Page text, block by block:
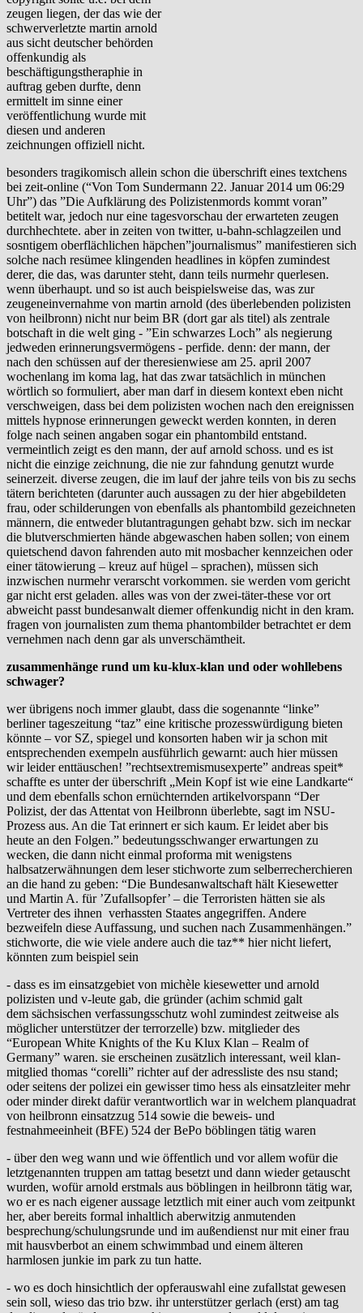
zeugen liegen, der das wie der
schwerverletzte martin arnold
aus sicht deutscher behörden
offenkundig als
beschäftigungstheraphie in
auftrag geben durfte, denn
ermittelt im sinne einer
veröffentlichung wurde mit
diesen und anderen
zeichnungen offiziell nicht.
besonders tragikomisch allein schon die überschrift eines textchens
bei zeit-online (“Von Tom Sundermann 22. Januar 2014 um 06:29
Uhr”) das ”Die Aufklärung des Polizistenmords kommt voran”
betitelt war, jedoch nur eine tagesvorschau der erwarteten zeugen
durchhechtete. aber in zeiten von twitter, u-bahn-schlagzeilen und
sosntigem oberflächlichen häpchen”journalismus” manifestieren sich
solche nach resümee klingenden headlines in köpfen zumindest
derer, die das, was darunter steht, dann teils nurmehr querlesen.
wenn überhaupt. und so ist auch beispielsweise das, was zur
zeugeneinvernahme von martin arnold (des überlebenden polizisten
von heilbronn) nicht nur beim BR (dort gar als titel) als zentrale
botschaft in die welt ging - ”Ein schwarzes Loch” als negierung
jedweden erinnerungsvermögens - perfide. denn: der mann, der
nach den schüssen auf der theresienwiese am 25. april 2007
wochenlang im koma lag, hat das zwar tatsächlich in münchen
wörtlich so formuliert, aber man darf in diesem kontext eben nicht
verschweigen, dass bei dem polizisten wochen nach den ereignissen
mittels hypnose erinnerungen geweckt werden konnten, in deren
folge nach seinen angaben sogar ein phantombild entstand.
vermeintlich zeigt es den mann, der auf arnold schoss. und es ist
nicht die einzige zeichnung, die nie zur fahndung genutzt wurde
seinerzeit. diverse zeugen, die im lauf der jahre teils von bis zu sechs
tätern berichteten (darunter auch aussagen zu der hier abgebildeten
frau, oder schilderungen von ebenfalls als phantombild gezeichneten
männern, die entweder blutantragungen gehabt bzw. sich im neckar
die blutverschmierten hände abgewaschen haben sollen; von einem
quietschend davon fahrenden auto mit mosbacher kennzeichen oder
einer tätowierung – kreuz auf hügel – sprachen), müssen sich
inzwischen nurmehr verarscht vorkommen. sie werden vom gericht
gar nicht erst geladen. alles was von der zwei-täter-these vor ort
abweicht passt bundesanwalt diemer offenkundig nicht in den kram.
fragen von journalisten zum thema phantombilder betrachtet er dem
vernehmen nach denn gar als unverschämtheit.
zusammenhänge rund um ku-klux-klan und oder wohllebens
schwager?
wer übrigens noch immer glaubt, dass die sogenannte “linke”
berliner tageszeitung “taz” eine kritische prozesswürdigung bieten
könnte – vor SZ, spiegel und konsorten haben wir ja schon mit
entsprechenden exempeln ausführlich gewarnt: auch hier müssen
wir leider enttäuschen! ”rechtsextremismusexperte” andreas speit*
schaffte es unter der überschrift „Mein Kopf ist wie eine Landkarte“
und dem ebenfalls schon ernüchternden artikelvorspann “Der
Polizist, der das Attentat von Heilbronn überlebte, sagt im NSU-
Prozess aus. An die Tat erinnert er sich kaum. Er leidet aber bis
heute an den Folgen.” bedeutungsschwanger erwartungen zu
wecken, die dann nicht einmal proforma mit wenigstens
halbsatzerwähnungen dem leser stichworte zum selberrecherchieren
an die hand zu geben: “Die Bundesanwaltschaft hält Kiesewetter
und Martin A. für ’Zufallsopfer’ – die Terroristen hätten sie als
Vertreter des ihnen verhassten Staates angegriffen. Andere
bezweifeln diese Auffassung, und suchen nach Zusammenhängen.”
stichworte, die wie viele andere auch die taz** hier nicht liefert,
könnten zum beispiel sein
- dass es im einsatzgebiet von michèle kiesewetter und arnold
polizisten und v-leute gab, die gründer (achim schmid galt
dem sächsischen verfassungsschutz wohl zumindest zeitweise als
möglicher unterstützer der terrorzelle) bzw. mitglieder des
“European White Knights of the Ku Klux Klan – Realm of
Germany” waren. sie erscheinen zusätzlich interessant, weil klan-
mitglied thomas “corelli” richter auf der adressliste des nsu stand;
oder seitens der polizei ein gewisser timo hess als einsatzleiter mehr
oder minder direkt dafür verantwortlich war in welchem planquadrat
von heilbronn einsatzzug 514 sowie die beweis- und
festnahmeeinheit (BFE) 524 der BePo böblingen tätig waren
- über den weg wann und wie öffentlich und vor allem wofür die
letztgenannten truppen am tattag besetzt und dann wieder getauscht
wurden, wofür arnold erstmals aus böblingen in heilbronn tätig war,
wo er es nach eigener aussage letztlich mit einer auch vom zeitpunkt
her, aber bereits formal inhaltlich aberwitzig anmutenden
besprechung/schulungsrunde und im außendienst nur mit einer frau
mit hausvberbot an einem schwimmbad und einem älteren
harmlosen junkie im park zu tun hatte.
- wo es doch hinsichtlich der opferauswahl eine zufallstat gewesen
sein soll, wieso das trio bzw. ihr unterstützer gerlach (erst) am tag